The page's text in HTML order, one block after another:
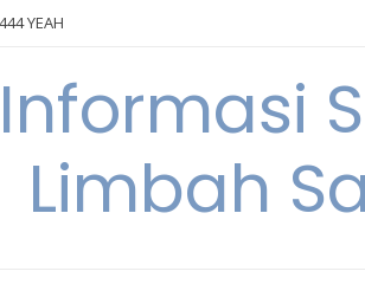
YEAH
Informasi
Limbah